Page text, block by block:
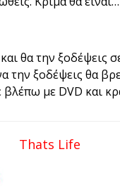
και θα την
την ξοδέψεις θα
βλέπω με DVD και
Thats Life